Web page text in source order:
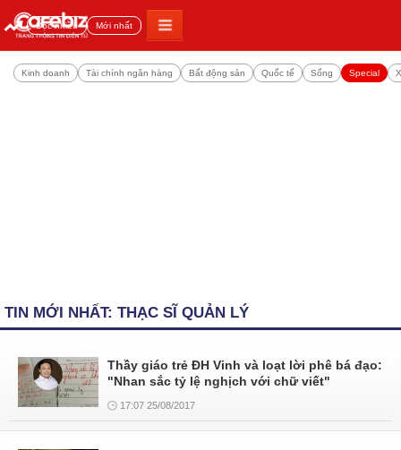
Đọc nhiều Mới nhất
Kinh doanh Tài chính ngân hàng Bất động sản Quốc tế Sống Special
TIN MỚI NHẤT: THẠC SĨ QUẢN LÝ
Thầy giáo trẻ ĐH Vinh và loạt lời phê bá đạo:
"Nhan sắc tỷ lệ nghịch với chữ viết"
17:07 25/08/2017